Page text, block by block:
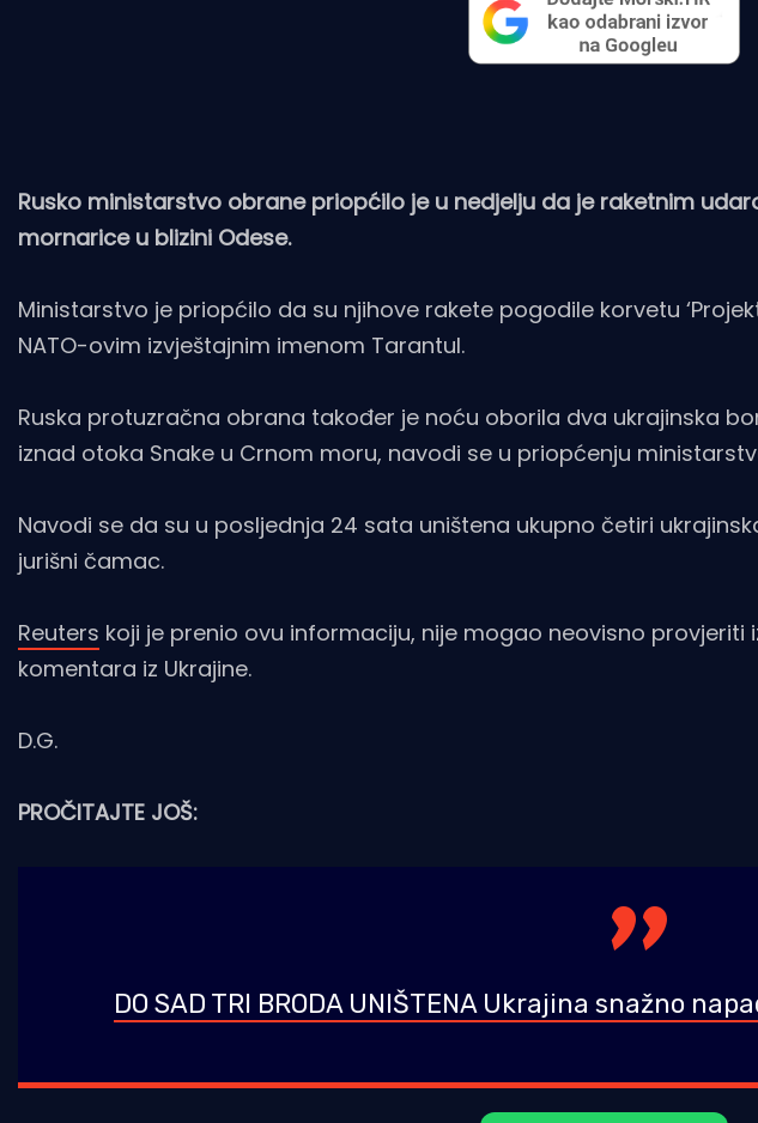
Rusko ministarstvo obrane priopćilo je u nedjelju da je raketnim
mornarice u blizini Odese.
Ministarstvo je priopćilo da su njihove rakete pogodile korvetu
NATO-ovim izvještajnim imenom Tarantul.
Ruska protuzračna obrana također je noću oborila dva ukrajinska
iznad otoka Snake u Crnom moru, navodi se u priopćenju
Navodi se da su u posljednja 24 sata uništena ukupno četiri
jurišni čamac.
Reuters koji je prenio ovu informaciju, nije mogao neovisno provjeriti
komentara iz Ukrajine.
D.G.
PROČITAJTE JOŠ:
DO SAD TRI BRODA UNIŠTENA Ukrajina snažno